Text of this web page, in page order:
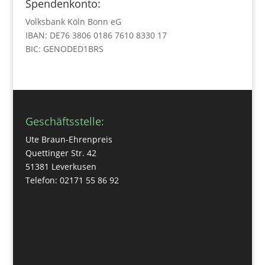
Spendenkonto:
Volksbank Köln Bonn eG
IBAN: DE76 3806 0186 7610 8330 17
BIC: GENODED1BRS
Geschäftsstelle:
Ute Braun-Ehrenpreis
Quettinger Str. 42
51381 Leverkusen
Telefon: 02171 55 86 92